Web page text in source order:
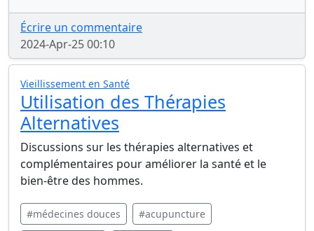
Écrire un commentaire
2024-Apr-25 00:10
Vieillissement en Santé
Utilisation des Thérapies
Alternatives
Discussions sur les thérapies alternatives et
complémentaires pour améliorer la santé et le
bien-être des hommes.
#médecines douces #acupuncture